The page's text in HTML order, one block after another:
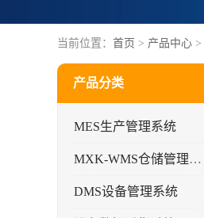
当前位置： 首页 > 产品中心 >
产品分类
MES生产管理系统
MXK-WMS仓储管理系统
DMS设备管理系统